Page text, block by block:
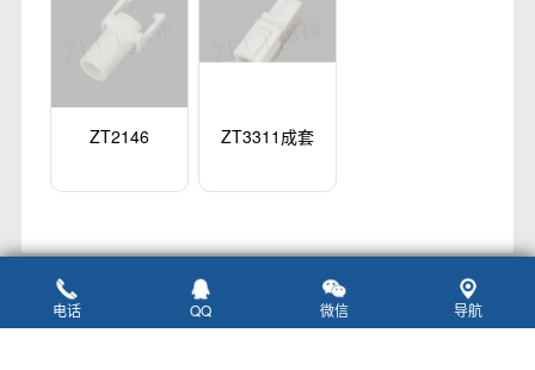
ZT2146 ZT3311成套
电话 QQ 微信 导航